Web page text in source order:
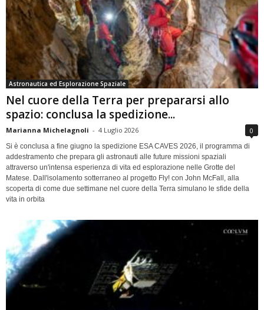
Astronautica ed Esplorazione Spaziale
Nel cuore della Terra per prepararsi allo
spazio: conclusa la spedizione...
Marianna Michelagnoli - 4 Luglio 2026 0
Si è conclusa a fine giugno la spedizione ESA CAVES 2026, il programma di
addestramento che prepara gli astronauti alle future missioni spaziali
attraverso un'intensa esperienza di vita ed esplorazione nelle Grotte del
Matese. Dall'isolamento sotterraneo al progetto Fly! con John McFall, alla
scoperta di come due settimane nel cuore della Terra simulano le sfide della
vita in orbita